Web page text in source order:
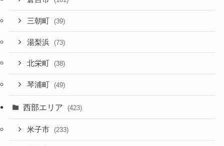
三朝町 (39)
湯梨浜 (73)
北栄町 (38)
琴浦町 (49)
西部エリア (423)
米子市 (233)